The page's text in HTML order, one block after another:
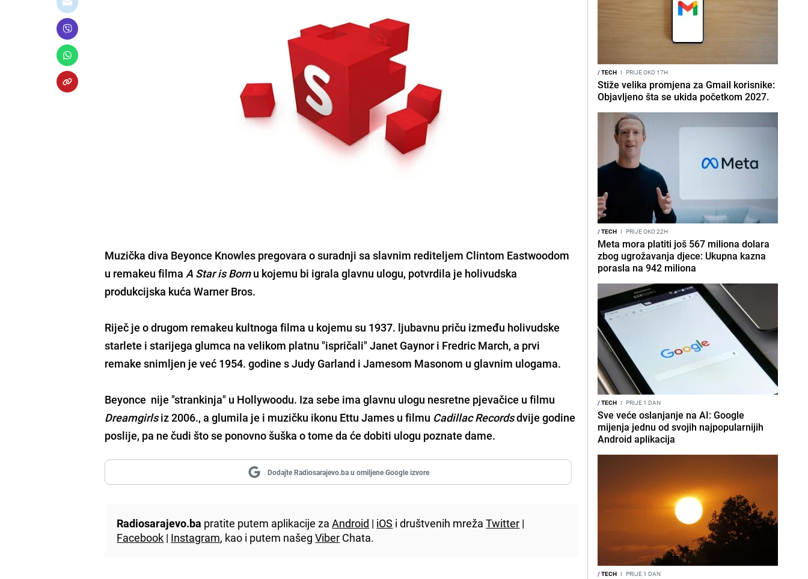
Muzička diva Beyonce Knowles pregovara o suradnji sa slavnim rediteljem Clintom Eastwoodom
u remakeu filma A Star is Bornu kojemu bi igrala glavnu ulogu, potvrdila je holivudska
produkcijska kuća Warner Bros.
Riječ je o drugom remakeu kultnoga filma u kojemu su 1937. ljubavnu priču između holivudske
starlete i starijega glumca na velikom platnu "ispričali" Janet Gaynor i Fredric March, a prvi
remake snimljen je već 1954. godine s Judy Garland i Jamesom Masonom u glavnim ulogama.
Beyonce nije "strankinja" u Hollywoodu. Iza sebe ima glavnu ulogu nesretne pjevačice u filmu
Dreamgirlsiz 2006., a glumila je i muzičku ikonu Ettu James u filmu Cadillac Recordsdvije godine
poslije, pa ne čudi što se ponovno šuška o tome da će dobiti ulogu poznate dame.
Dodajte Radiosarajevo.ba u omiljene Google izvore
Radiosarajevo.ba pratite putem aplikacije zaAndroid | iOS i društvenih mrežaTwitter |
Facebook | Instagram, kao i putem našegViber Chata.
/TECH I PRIJE OKO 17H
Stiže velika promjena za Gmail korisnike:
Objavljeno šta se ukida početkom 2027.
/TECH I PRIJE OKO 22H
Meta mora platiti još 567 miliona dolara
zbog ugrožavanja djece: Ukupna kazna
porasla na 942 miliona
/TECH I PRIJE 1 DAN
Sve veće oslanjanje na AI: Google
mijenja jednu od svojih najpopularnijih
Android aplikacija
/TECH I PRIJE 1 DAN